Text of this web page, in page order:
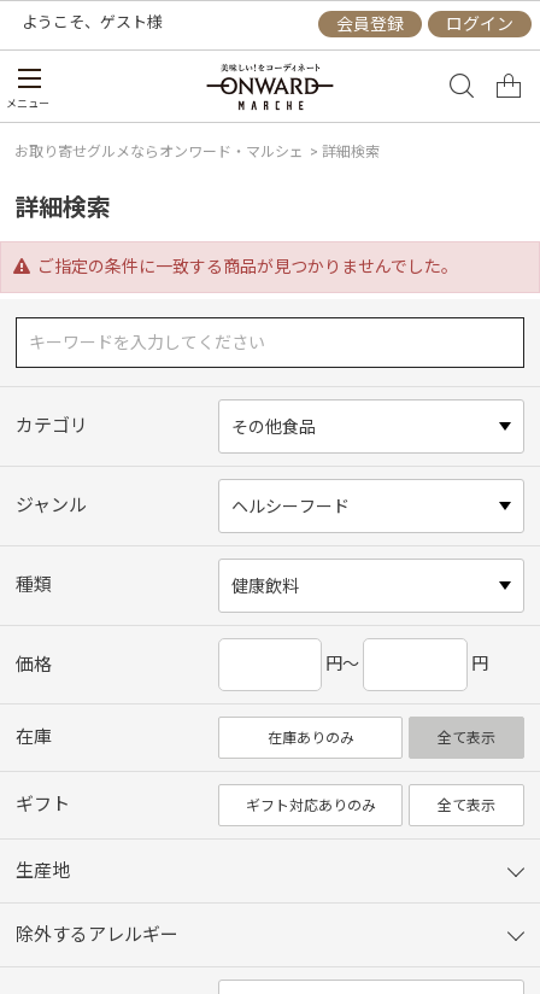
ようこそ、 ゲスト様 会員登録 ログイン
メニュー
お取り寄せグルメならオンワード・マルシェ > 詳細検索
詳細検索
ご指定の条件に一致する商品が見つかりませんでした。
カテゴリ
ジャンル
種類
価格 円～ 円
在庫 在庫ありのみ 全て表示
ギフト ギフト対応ありのみ 全て表示
生産地
除外するアレルギー